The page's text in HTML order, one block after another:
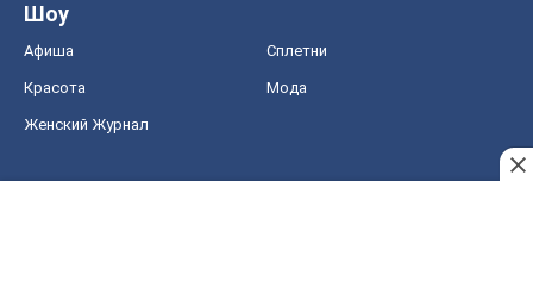
Шоу
Афиша Сплетни
Красота Мода
Женский Журнал